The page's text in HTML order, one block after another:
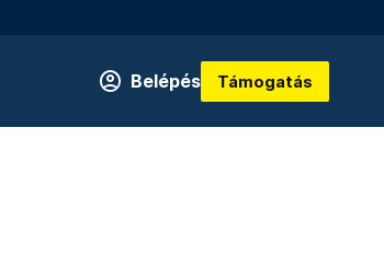
Belépés Támogatás